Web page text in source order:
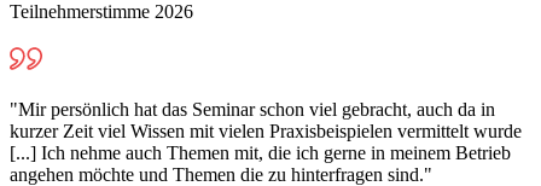
Teilnehmerstimme 2026
"Mir persönlich hat das Seminar schon viel gebracht, auch da in
kurzer Zeit viel Wissen mit vielen Praxisbeispielen vermittelt wurde
[...] Ich nehme auch Themen mit, die ich gerne in meinem Betrieb
angehen möchte und Themen die zu hinterfragen sind."